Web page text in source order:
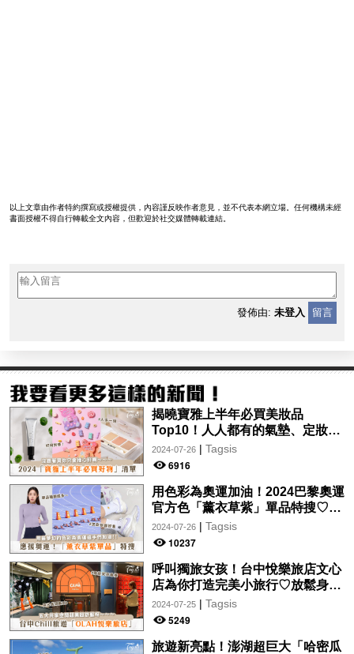
以上文章由作者特約撰寫或授權提供，內容謹反映作者意見，並不代表本網立場。任何機構未經
書面授權不得自行轉載全文內容，但歡迎於社交媒體轉載連結。
發佈由: 未登入 留言
揭曉寶雅上半年必買美妝品
Top10！人人都有的氣墊、定妝噴
霧、保養品～幫你找到最值得入手
的好物♡
2024-07-26| Tagsis
6916
用色彩為奧運加油！2024巴黎奧運
官方色「薰衣草紫」單品特搜♡讓
你從頭到腳、隨時充滿奧運氛圍～
2024-07-26| Tagsis
10237
呼叫獨旅女孩！台中悅樂旅店文心
店為你打造完美小旅行♡放鬆身心
的絕美住宿！交通便利、設計時
尚，拍美照so easy～
2024-07-25| Tagsis
5249
旅遊新亮點！澎湖超巨大「哈密瓜